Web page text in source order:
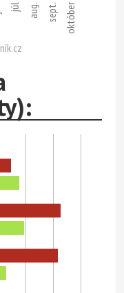
júl aug. sept. október